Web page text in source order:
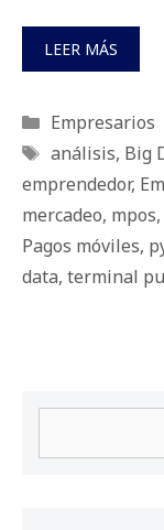
LEER MÁS
Categorías
Empresarios
Etiquetas
análisis, Big
emprendedor,
mercadeo, mpos,
Pagos móviles,
data, terminal